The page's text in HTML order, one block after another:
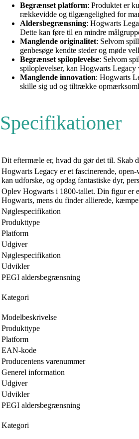
Begrænset platform: Produktet er
rækkevidde og tilgængelighed for
Aldersbegrænsning: Hogwarts
Dette kan føre til en mindre
Manglende originalitet: Selvom
genbesøge kendte steder og møde
Begrænset spiloplevelse: Selvom
spiloplevelser, kan Hogwarts
Manglende innovation: Hogwarts
skille sig ud og tiltrække
Specifikationer
Dit eftermæle er, hvad du gør det til. Skab
Hogwarts Legacy er et fascinerende,
kan udforske, og opdag fantastiske dyr,
Oplev Hogwarts i 1800-tallet. Din figur er
Hogwarts, mens du finder allierede,
Nøglespecifikation
Produkttype
Platform
Udgiver
Nøglespecifikation
Udvikler
PEGI aldersbegrænsning
Kategori
Modelbeskrivelse
Produkttype
Platform
EAN-kode
Producentens varenummer
Generel information
Udgiver
Udvikler
PEGI aldersbegrænsning
Kategori